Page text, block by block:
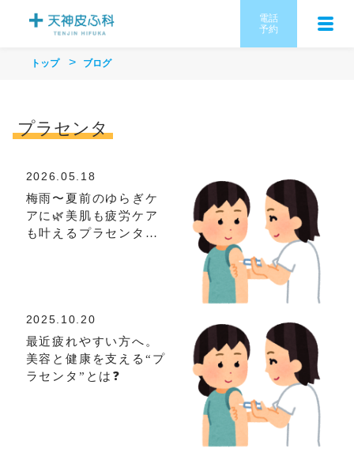
電話
予約
トップ ブログ
プラセンタ
2026.05.18
梅雨〜夏前のゆらぎケ
アに🌿美肌も疲労ケア
も叶えるプラセンタ注
2025.10.20
最近疲れやすい方へ。
美容と健康を支える“プ
ラセンタ”とは❓